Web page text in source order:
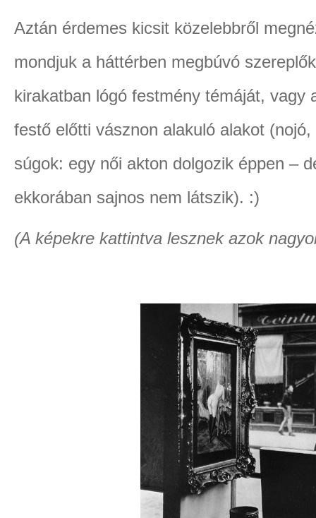
Aztán érdemes kicsit közelebbről
mondjuk a háttérben megbúvó
kirakatban lógó festmény témáját, vagy
festő előtti vásznon alakuló alakot (nojó,
súgok: egy női akton dolgozik éppen –
ekkorában sajnos nem látszik). :)
(A képekre kattintva lesznek azok